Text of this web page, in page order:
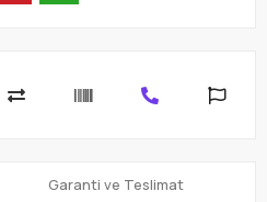
Garanti ve Teslimat